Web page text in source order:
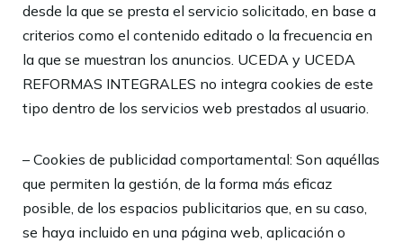
desde la que se presta el servicio solicitado, en base a
criterios como el contenido editado o la frecuencia en
la que se muestran los anuncios. UCEDA y UCEDA
REFORMAS INTEGRALES no integra cookies de este
tipo dentro de los servicios web prestados al usuario.
– Cookies de publicidad comportamental: Son aquéllas
que permiten la gestión, de la forma más eficaz
posible, de los espacios publicitarios que, en su caso,
se haya incluido en una página web, aplicación o